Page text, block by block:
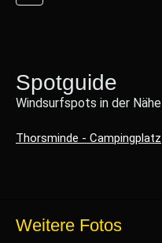
Spotguide
Windsurfspots in der Nähe
Thorsminde - Campingplatz
Weitere Fotos